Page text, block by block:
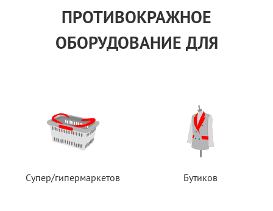
ПРОТИВОКРАЖНОЕ
ОБОРУДОВАНИЕ ДЛЯ
Супер/гипермаркетов Бутиков